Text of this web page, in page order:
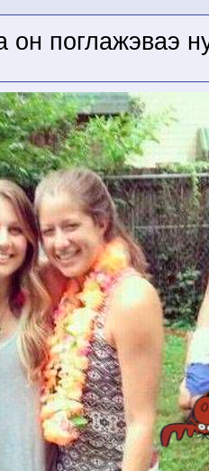
он поглажэваэ